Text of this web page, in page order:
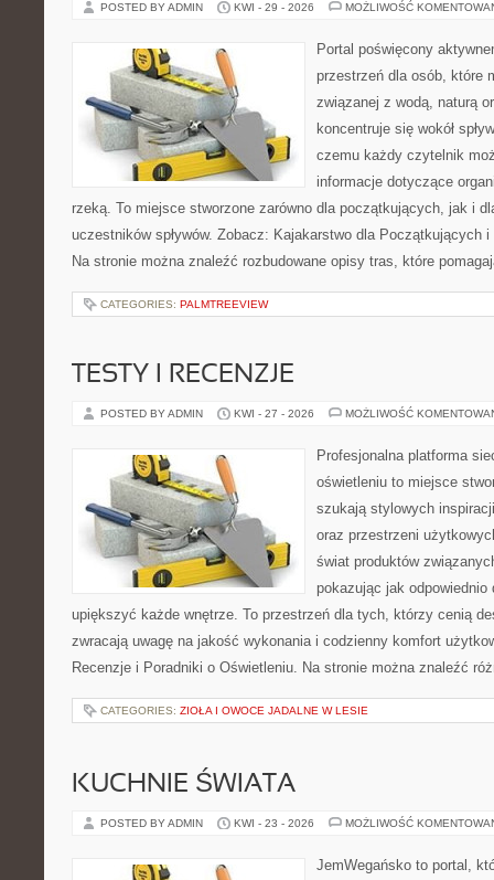
POSTED BY ADMIN KWI - 29 - 2026 MOŻLIWOŚĆ
Portal poświęcony
przestrzeń dla osób, które
związanej z wodą, naturą
koncentruje się wokół
czemu każdy czytelnik
informacje dotyczące
rzeką. To miejsce stworzone zarówno dla początkujących, jak i
uczestników spływów. Zobacz: Kajakarstwo dla Początkujących
Na stronie można znaleźć rozbudowane opisy tras, które
CATEGORIES: PALMTREEVIEW
TESTY I RECENZJE
POSTED BY ADMIN KWI - 27 - 2026 MOŻLIWOŚĆ
Profesjonalna platforma
oświetleniu to miejsce
szukają stylowych
oraz przestrzeni
świat produktów
pokazując jak odpowiednio
upiększyć każde wnętrze. To przestrzeń dla tych, którzy cenią
zwracają uwagę na jakość wykonania i codzienny komfort
Recenzje i Poradniki o Oświetleniu. Na stronie można znaleźć
CATEGORIES: ZIOŁA I OWOCE JADALNE W LESIE
KUCHNIE ŚWIATA
POSTED BY ADMIN KWI - 23 - 2026 MOŻLIWOŚĆ
JemWegańsko to portal,